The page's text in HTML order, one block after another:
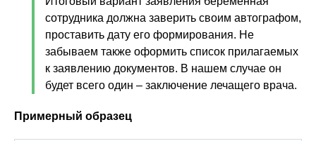
сотрудника должна заверить своим автографом,
проставить дату его формирования. Не
забываем также оформить список прилагаемых
к заявлению документов. В нашем случае он
будет всего один – заключение лечащего врача.
Примерный образец